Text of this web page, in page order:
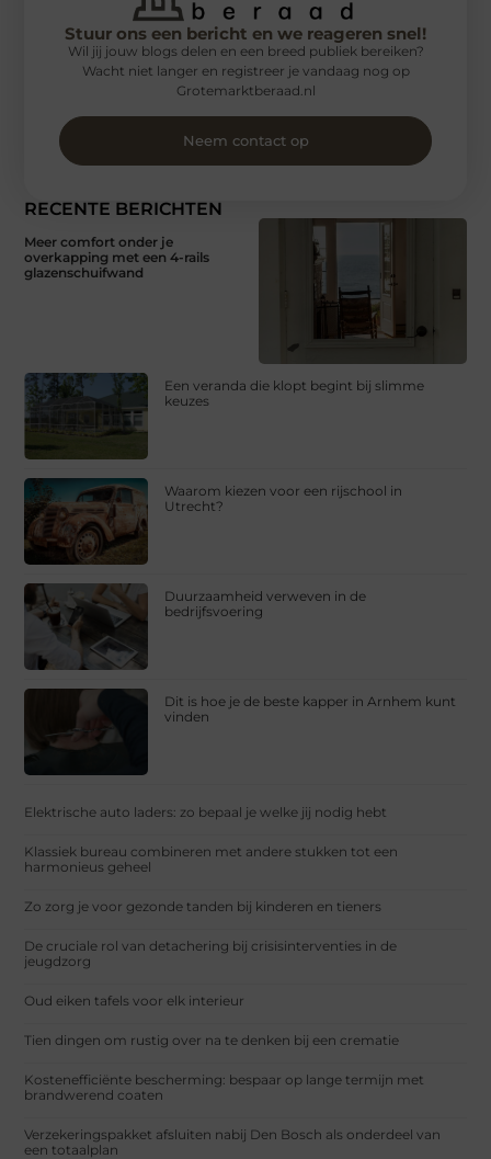
RECENTE BERICHTEN
Meer comfort onder je
overkapping met een 4-rails
glazenschuifwand
Een veranda die klopt begint bij slimme
keuzes
Waarom kiezen voor een rijschool in
Utrecht?
Duurzaamheid verweven in de
bedrijfsvoering
Dit is hoe je de beste kapper in Arnhem kunt
vinden
Elektrische auto laders: zo bepaal je welke jij nodig hebt
Klassiek bureau combineren met andere stukken tot een
harmonieus geheel
Zo zorg je voor gezonde tanden bij kinderen en tieners
De cruciale rol van detachering bij crisisinterventies in de
jeugdzorg
Oud eiken tafels voor elk interieur
Tien dingen om rustig over na te denken bij een crematie
Kostenefficiënte bescherming: bespaar op lange termijn met
brandwerend coaten
Verzekeringspakket afsluiten nabij Den Bosch als onderdeel van
een totaalplan
Stuur ons een bericht en we reageren snel!
Wil jij jouw blogs delen en een breed publiek bereiken?
Wacht niet langer en registreer je vandaag nog op
Grotemarktberaad.nl
Neem contact op